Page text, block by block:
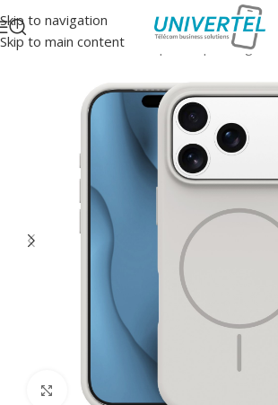
Skip to navigation
Skip to main content
Accueil/Protections Coque souple magsafe
Click to enlarge